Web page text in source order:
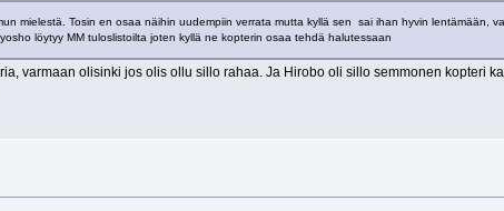
mielestä. Tosin en osaa näihin uudempiin verrata mutta kyllä sen sai ihan hyvin lentämään,
löytyy MM tuloslistoilta joten kyllä ne kopterin osaa tehdä halutessaan
varmaan olisinki jos olis ollu sillo rahaa. Ja Hirobo oli sillo semmonen kopteri